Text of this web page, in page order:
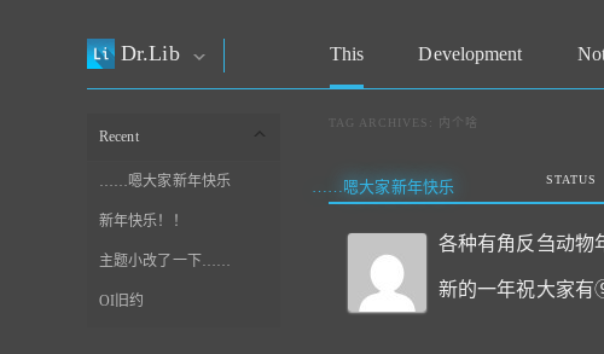
Dr.Lib This Development
Recent
……嗯大家新年快乐
新年快乐！！
主题小改了一下……
OI旧约
TAG ARCHIVES: 内个啥
……嗯大家新年快乐 STATUS
各种有角反刍动物
新的一年祝大家有